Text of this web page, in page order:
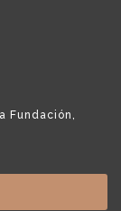
Fundación,